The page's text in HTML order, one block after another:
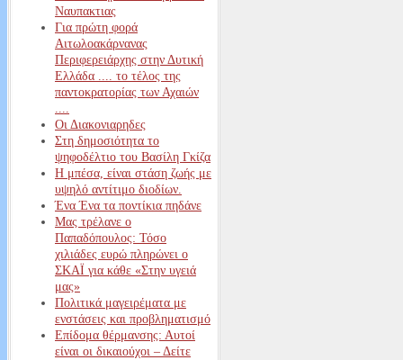
Ναυπακτιας
Για πρώτη φορά
Αιτωλοακάρνανας
Περιφερειάρχης στην Δυτική
Ελλάδα .... το τέλος της
παντοκρατορίας των Αχαιών
....
Οι Διακονιαρηδες
Στη δημοσιότητα το
ψηφοδέλτιο του Βασίλη Γκίζα
Η μπέσα, είναι στάση ζωής με
υψηλό αντίτιμο διοδίων.
Ένα Ένα τα ποντίκια πηδάνε
Μας τρέλανε ο
Παπαδόπουλος: Τόσο
χιλιάδες ευρώ πληρώνει ο
ΣΚΑΪ για κάθε «Στην υγειά
μας»
Πολιτικά μαγειρέματα με
ενστάσεις και προβληματισμό
Επίδομα θέρμανσης: Αυτοί
είναι οι δικαιούχοι – Δείτε